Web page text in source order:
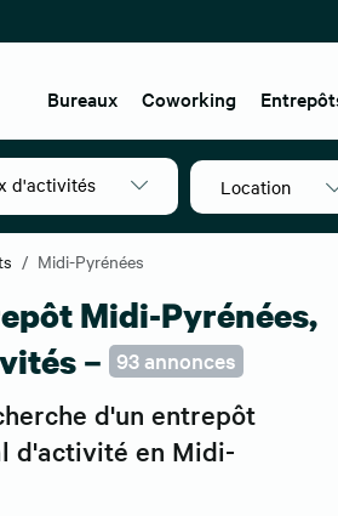
Bureaux Coworking
d'activités Location
Midi-Pyrénées
Midi-Pyrénées,
–
93 annonces
d'un entrepôt
d'activité en Midi-